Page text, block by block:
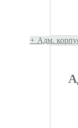
+ Адм.